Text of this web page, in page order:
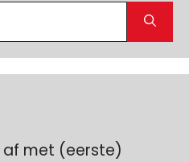
af met (eerste)